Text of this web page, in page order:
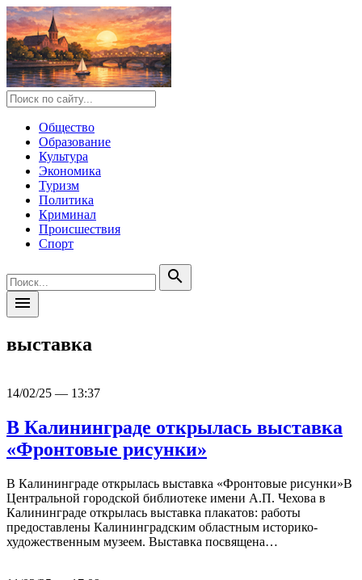
Общество
Образование
Культура
Экономика
Туризм
Политика
Криминал
Происшествия
Спорт
search
menu
выставка
14/02/25 — 13:37
В Калининграде открылась выставка
«Фронтовые рисунки»
В Калининграде открылась выставка «Фронтовые рисунки»В
Центральной городской библиотеке имени А.П. Чехова в
Калининграде открылась выставка плакатов: работы
предоставлены Калининградским областным историко-
художественным музеем. Выставка посвящена…